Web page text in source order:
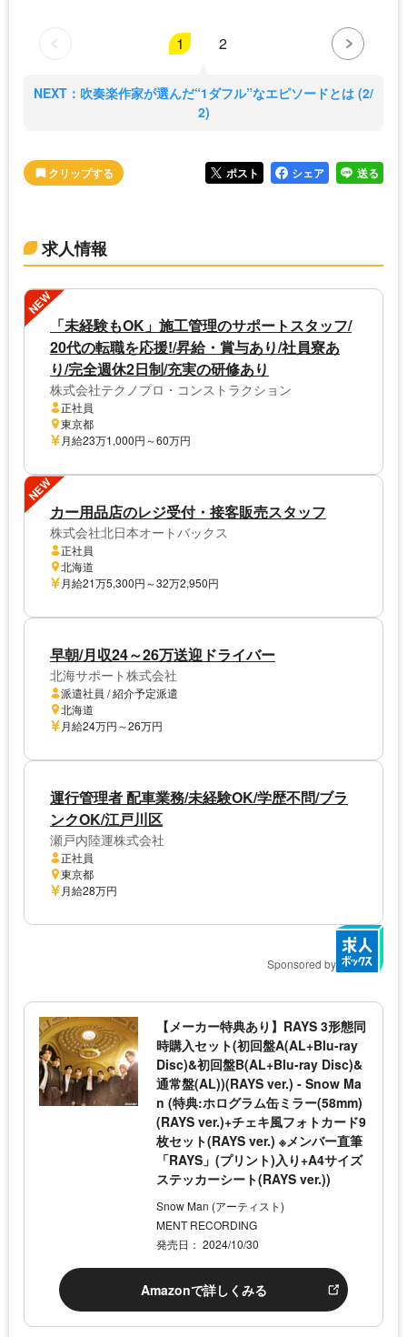
1 2
NEXT：吹奏楽作家が選んだ“1ダフル”なエピソードとは (2/
2)
ポスト シェア 送る
求人情報
NEW
「未経験もOK」施工管理のサポートスタッフ/
20代の転職を応援!/昇給・賞与あり/社員寮あ
り/完全週休2日制/充実の研修あり
株式会社テクノプロ・コンストラクション
正社員
東京都
月給23万1,000円～60万円
NEW
カー用品店のレジ受付・接客販売スタッフ
株式会社北日本オートバックス
正社員
北海道
月給21万5,300円～32万2,950円
早朝/月収24～26万送迎ドライバー
北海サポート株式会社
派遣社員 / 紹介予定派遣
北海道
月給24万円～26万円
運行管理者 配車業務/未経験OK/学歴不問/ブラ
ンクOK/江戸川区
瀬戸内陸運株式会社
正社員
東京都
月給28万円
Sponsored by
【メーカー特典あり】RAYS 3形態同
時購入セット(初回盤A(AL+Blu-ray
Disc)&初回盤B(AL+Blu-ray Disc)&
通常盤(AL))(RAYS ver.) - Snow Ma
n (特典:ホログラム缶ミラー(58mm)
(RAYS ver.)+チェキ風フォトカード9
枚セット(RAYS ver.) ※メンバー直筆
「RAYS」(プリント)入り+A4サイズ
ステッカーシート(RAYS ver.))
Snow Man (アーティスト)
MENT RECORDING
発売日： 2024/10/30
Amazonで詳しくみる